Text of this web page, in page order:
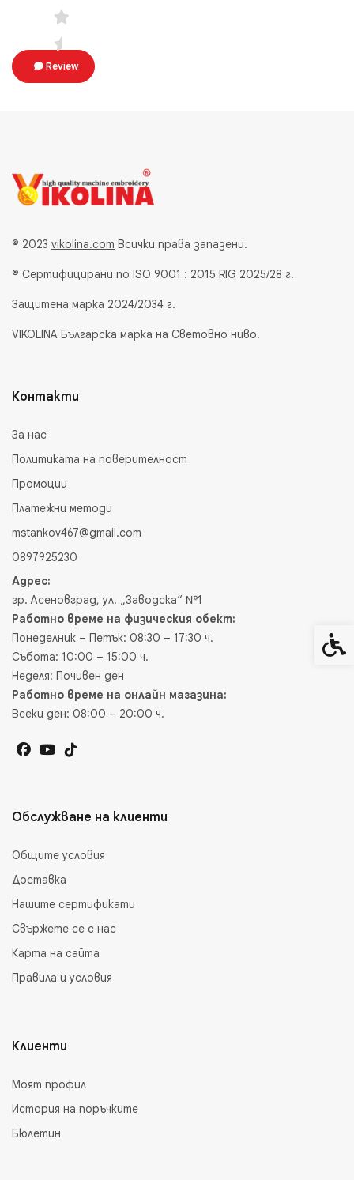
Review
© 2023 vikolina.com Всички права запазени.
® Сертифицирани по ISO 9001 : 2015 RIG 2025/28 г.
Защитена марка 2024/2034 г.
VIKOLINA Българска марка на Световно ниво.
Контакти
За нас
Политиката на поверителност
Промоции
Платежни методи
mstankov467@gmail.com
0897925230
Адрес:
гр. Асеновград, ул. „Заводска“ №1
Работно време на физическия обект:
Понеделник – Петък: 08:30 – 17:30 ч.
Събота: 10:00 – 15:00 ч.
Неделя: Почивен ден
Работно време на онлайн магазина:
Всеки ден: 08:00 – 20:00 ч.
Обслужване на клиенти
Общите условия
Доставка
Нашите сертификати
Свържете се с нас
Карта на сайта
Правила и условия
Клиенти
Моят профил
История на поръчките
Бюлетин